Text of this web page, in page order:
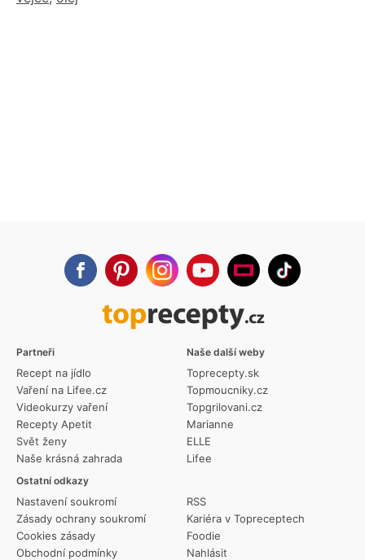
Partneři
Recept na jídlo
Vaření na Lifee.cz
Videokurzy vaření
Recepty Apetit
Svět ženy
Naše krásná zahrada
Ostatní odkazy
Nastavení soukromí
Zásady ochrany soukromí
Cookies zásady
Obchodní podmínky
RSS
Kariéra v Topreceptech
Foodie
Nahlásit
Naše další weby
Toprecepty.sk
Topmoucniky.cz
Topgrilovani.cz
Marianne
ELLE
Lifee